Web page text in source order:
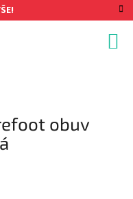
obuv